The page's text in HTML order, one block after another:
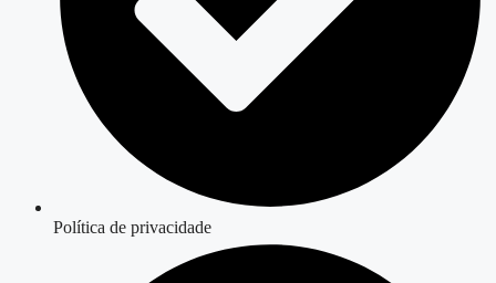
Política de privacidade